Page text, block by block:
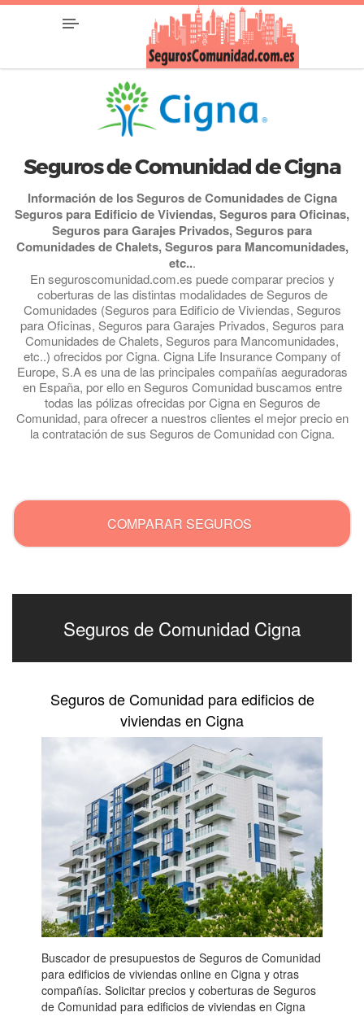
Seguros de Comunidad de Cigna
Información de los Seguros de Comunidades de Cigna
Seguros para Edificio de Viviendas, Seguros para Oficinas,
Seguros para Garajes Privados, Seguros para
Comunidades de Chalets, Seguros para Mancomunidades,
etc...
En seguroscomunidad.com.es puede comparar precios y
coberturas de las distintas modalidades de Seguros de
Comunidades (Seguros para Edificio de Viviendas, Seguros
para Oficinas, Seguros para Garajes Privados, Seguros para
Comunidades de Chalets, Seguros para Mancomunidades,
etc..) ofrecidos por Cigna. Cigna Life Insurance Company of
Europe, S.A es una de las principales compañías aeguradoras
en España, por ello en Seguros Comunidad buscamos entre
todas las pólizas ofrecidas por Cigna en Seguros de
Comunidad, para ofrecer a nuestros clientes el mejor precio en
la contratación de sus Seguros de Comunidad con Cigna.
COMPARAR SEGUROS
Seguros de Comunidad Cigna
Seguros de Comunidad para edificios de
viviendas en Cigna
Buscador de presupuestos de Seguros de Comunidad
para edificios de viviendas online en Cigna y otras
compañías. Solicitar precios y coberturas de Seguros
de Comunidad para edificios de viviendas en Cigna